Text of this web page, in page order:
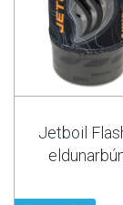
Jetboil